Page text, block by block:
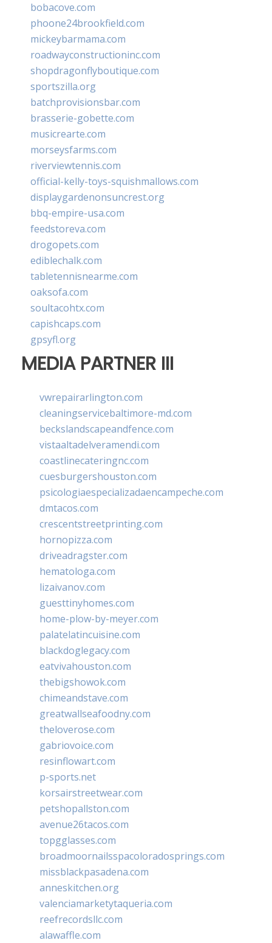
bobacove.com
phoone24brookfield.com
mickeybarmama.com
roadwayconstructioninc.com
shopdragonflyboutique.com
sportszilla.org
batchprovisionsbar.com
brasserie-gobette.com
musicrearte.com
morseysfarms.com
riverviewtennis.com
official-kelly-toys-squishmallows.com
displaygardenonsuncrest.org
bbq-empire-usa.com
feedstoreva.com
drogopets.com
ediblechalk.com
tabletennisnearme.com
oaksofa.com
soultacohtx.com
capishcaps.com
gpsyfl.org
MEDIA PARTNER III
vwrepairarlington.com
cleaningservicebaltimore-md.com
beckslandscapeandfence.com
vistaaltadelveramendi.com
coastlinecateringnc.com
cuesburgershouston.com
psicologiaespecializadaencampeche.com
dmtacos.com
crescentstreetprinting.com
hornopizza.com
driveadragster.com
hematologa.com
lizaivanov.com
guesttinyhomes.com
home-plow-by-meyer.com
palatelatincuisine.com
blackdoglegacy.com
eatvivahouston.com
thebigshowok.com
chimeandstave.com
greatwallseafoodny.com
theloverose.com
gabriovoice.com
resinflowart.com
p-sports.net
korsairstreetwear.com
petshopallston.com
avenue26tacos.com
topgglasses.com
broadmoornailsspacoloradosprings.com
missblackpasadena.com
anneskitchen.org
valenciamarketytaqueria.com
reefrecordsllc.com
alawaffle.com